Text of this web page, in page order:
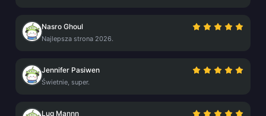
Nasro Ghoul
Najlepsza strona 2026.
Jennifer Pasiwen
Świetnie, super.
Luq Mannn